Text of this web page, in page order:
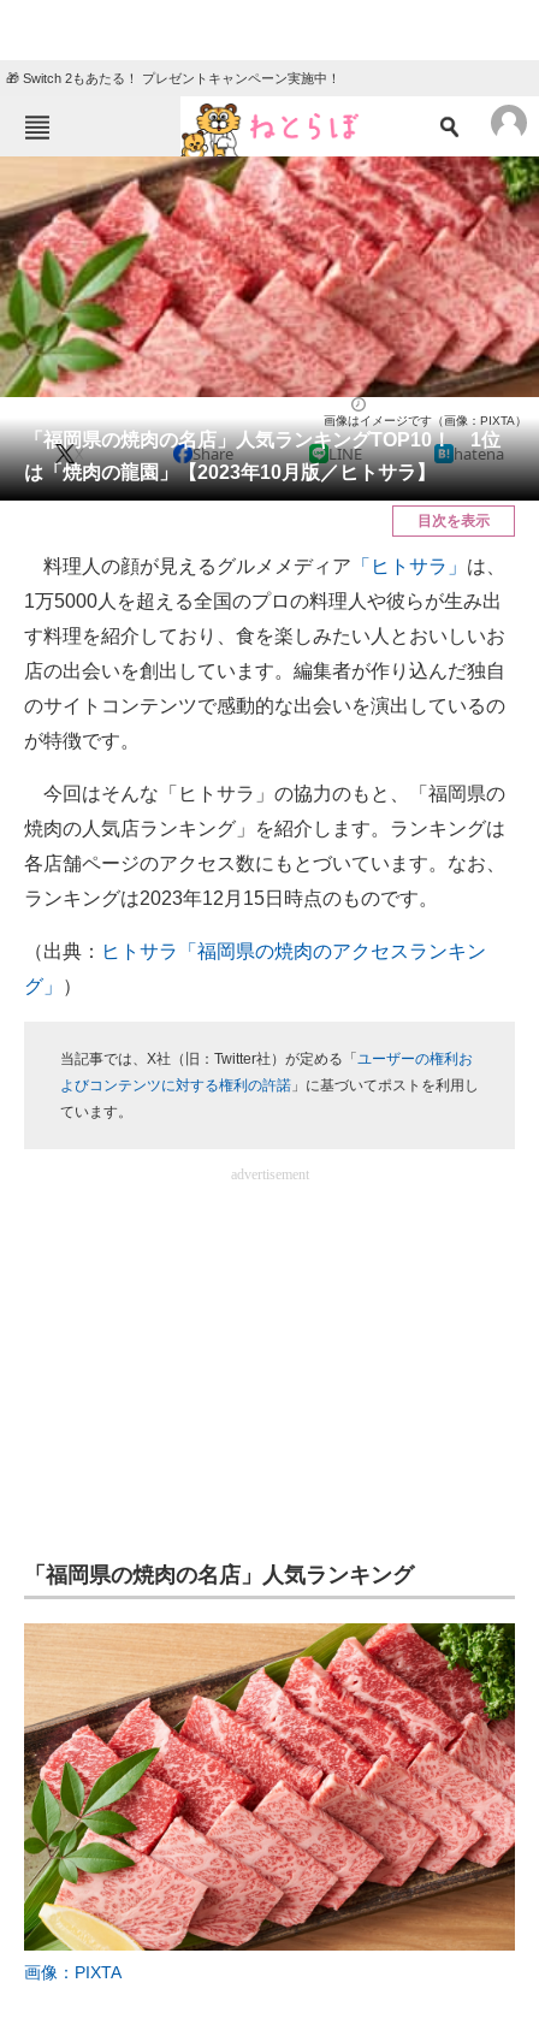
🎁 Switch 2もあたる！ プレゼントキャンペーン実施中！
ねとらぼメニュー
TOP ニュース
エンタメ クイズ
グルメ 地域
住まい 教育・育児
動物 リサーチ
会員記事
メディア
ITの今と未来を見通す
スマホと通信の最新トレンド
進化するPCとデバイスの未来
好きが集まる 比べて選べる
ビジネスと働き方のヒント
企業ITのトレンドを詳説
経営リーダーのコミュニティ
ITエンジニア向け専門サイト
企業向けIT製品の総合サイト
「福岡県の焼肉の名店」人気ランキングTOP10！ 1位
は「焼肉の龍園」【2023年10月版／ヒトサラ】
画像はイメージです（画像：PIXTA）
X Share LINE hatena
目次を表示
料理人の顔が見えるグルメメディア 「ヒトサラ」 は、
1万5000人を超える全国のプロの料理人や彼らが生み出
す料理を紹介しており、食を楽しみたい人とおいしいお
店の出会いを創出しています。編集者が作り込んだ独自
のサイトコンテンツで感動的な出会いを演出しているの
が特徴です。
今回はそんな「ヒトサラ」の協力のもと、「福岡県の
焼肉の人気店ランキング」を紹介します。ランキングは
各店舗ページのアクセス数にもとづいています。なお、
ランキングは2023年12月15日時点のものです。
（出典： ヒトサラ「福岡県の焼肉のアクセスランキン
グ」
）
当記事では、X社（旧：Twitter社）が定める「 ユーザーの権利お
よびコンテンツに対する権利の許諾 」に基づいてポストを利用し
ています。
advertisement
「福岡県の焼肉の名店」人気ランキング
画像：PIXTA